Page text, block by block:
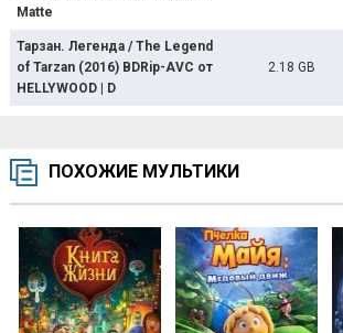
Matte
Тарзан. Легенда / The Legend
of Tarzan (2016) BDRip-AVC от
HELLYWOOD | D
2.18 GB
ПОХОЖИЕ МУЛЬТИКИ